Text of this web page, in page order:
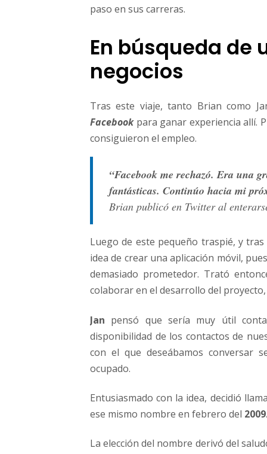
paso en sus carreras.
En búsqueda de
negocios
Tras este viaje, tanto Brian como
Facebookpara ganar experiencia allí.
consiguieron el empleo.
“Facebook me rechazó. Era una
fantásticas. Continúo hacia mi
Brian publicó en Twitter al
Luego de este pequeño traspié, y
idea de crear una aplicación móvil,
demasiado prometedor. Trató
colaborar en el desarrollo del
Jan pensó que sería muy útil
disponibilidad de los contactos de
con el que deseábamos conversar
ocupado.
Entusiasmado con la idea, decidió
ese mismo nombre en febrero del 2009.
La elección del nombre derivó del